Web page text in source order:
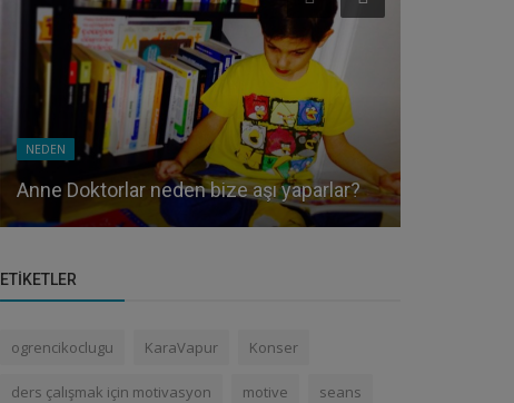
Anne Neden sinekler ışığı daha çok
sever?
ETIKETLER
ogrencikoclugu KaraVapur Konser
ders çalışmak için motivasyon motive seans